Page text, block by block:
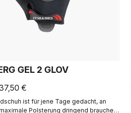
GEL 2 GLOV
€
ist für jene Tage gedacht, an
Polsterung dringend brauchen